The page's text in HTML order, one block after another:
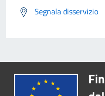
Segnala disservizio